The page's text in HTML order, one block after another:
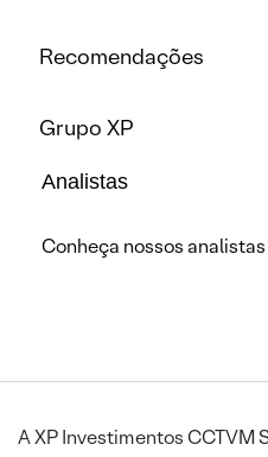
Recomendações
Grupo XP
Analistas
Conheça nossos analistas
A XP Investimentos CCTVM